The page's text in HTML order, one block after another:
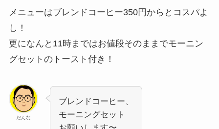
メニューはブレンドコーヒー350円からとコスパよ
し！
更になんと11時まではお値段そのままでモーニン
グセットのトースト付き！
だんな
ブレンドコーヒー、
モーニングセット